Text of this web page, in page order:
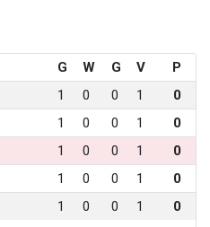
G W G V
P
1 0 0 1
0
1 0 0 1
0
1 0 0 1
0
1 0 0 1
0
1 0 0 1 0